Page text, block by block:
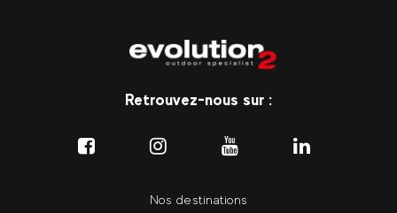
Retrouvez-nous sur :
Nos destinations